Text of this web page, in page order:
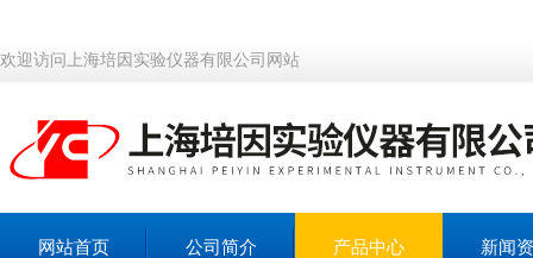
欢迎访问上海培因实验仪器有限公司网站
网站首页 公司简介 产品中心 新闻